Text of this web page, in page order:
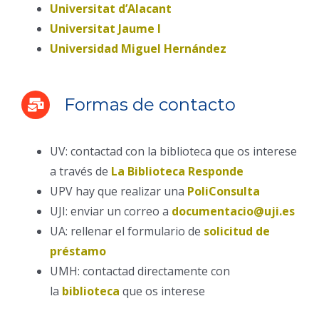
Universitat d’Alacant
Universitat Jaume I
Universidad Miguel Hernández
Formas de contacto
UV: contactad con la biblioteca que os interese
a través de La Biblioteca Responde
UPV hay que realizar una PoliConsulta
UJI: enviar un correo a documentacio@uji.es
UA: rellenar el formulario de solicitud de
préstamo
UMH: contactad directamente con
la biblioteca que os interese